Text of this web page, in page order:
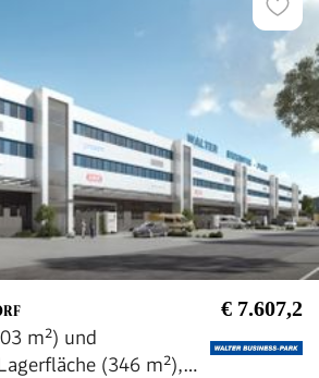
€ 7.607,2
m²) und
(346 m²),